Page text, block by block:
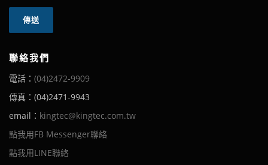
聯絡我們
電話： (04)2472-9909
傳真：(04)2471-9943
email： kingtec@kingtec.com.tw
點我用FB Messenger聯絡
點我用LINE聯絡